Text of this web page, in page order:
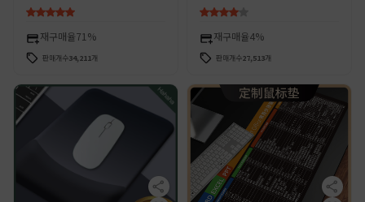
재구매율71%
판매개수34,211개
재구매율4%
판매개수27,513개